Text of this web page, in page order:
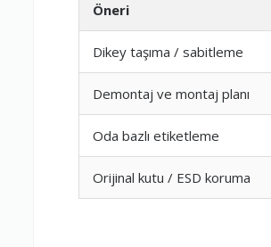
Öneri
Dikey taşıma / sabitleme
Demontaj ve montaj planı
Oda bazlı etiketleme
Orijinal kutu / ESD koruma